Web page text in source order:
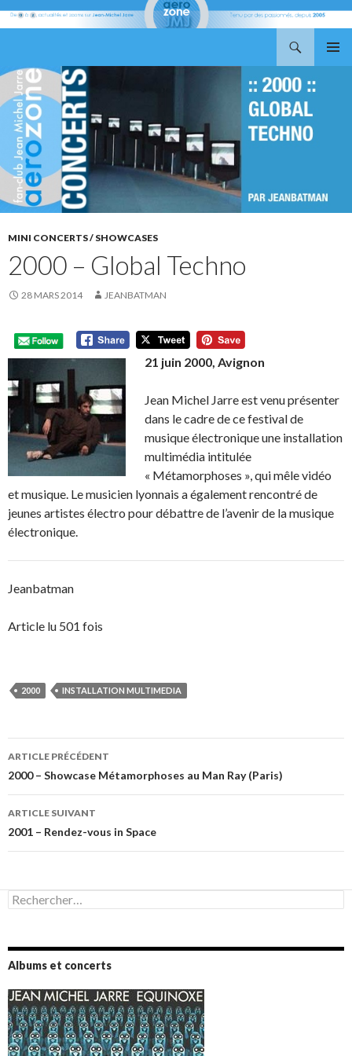
AU
CONTENU
MINI CONCERTS / SHOWCASES
2000 – Global Techno
28 MARS 2014 JEANBATMAN
21 juin 2000, Avignon
Jean Michel Jarre est venu présenter
dans le cadre de ce festival de
musique électronique une installation
multimédia intitulée
« Métamorphoses », qui mêle vidéo
et musique. Le musicien lyonnais a également rencontré de
jeunes artistes électro pour débattre de l’avenir de la musique
électronique.
Jeanbatman
Article lu 501 fois
2000 INSTALLATION MULTIMEDIA
Navigation
des
articles
ARTICLE PRÉCÉDENT
2000 – Showcase Métamorphoses au Man Ray (Paris)
ARTICLE SUIVANT
2001 – Rendez-vous in Space
Rechercher :
Albums et concerts